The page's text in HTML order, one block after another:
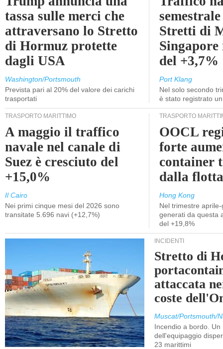
tassa sulle merci che
attraversano lo Stretto
di Hormuz protette
dagli USA
Washington/Portsmouth
Prevista pari al 20% del valore dei carichi
trasportati
Stretti di
del +3,7%
Port Klang
Nel solo secondo
è stato registrato
TRASPORTO MARITTIMO
A maggio il traffico
navale nel canale di
Suez è cresciuto del
+15,0%
Il Cairo
Nei primi cinque mesi del 2026 sono
transitate 5.696 navi (+12,7%)
TRASPORTO
OOCL
forte
container
dalla
Hong Kong
Nel trimestre
generati da questa
del +19,8%
INCIDENTI
Stretto di
attaccata
coste
Muscat/Portsmouth/
Incendio a bordo. Un
dell'equipaggio
23 marittimi